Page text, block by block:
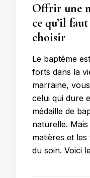
Offrir une
ce qu’il
choisir
Le baptême
forts dans la
marraine,
celui qui dure
médaille de
naturelle.
matières et
du soin. Voici